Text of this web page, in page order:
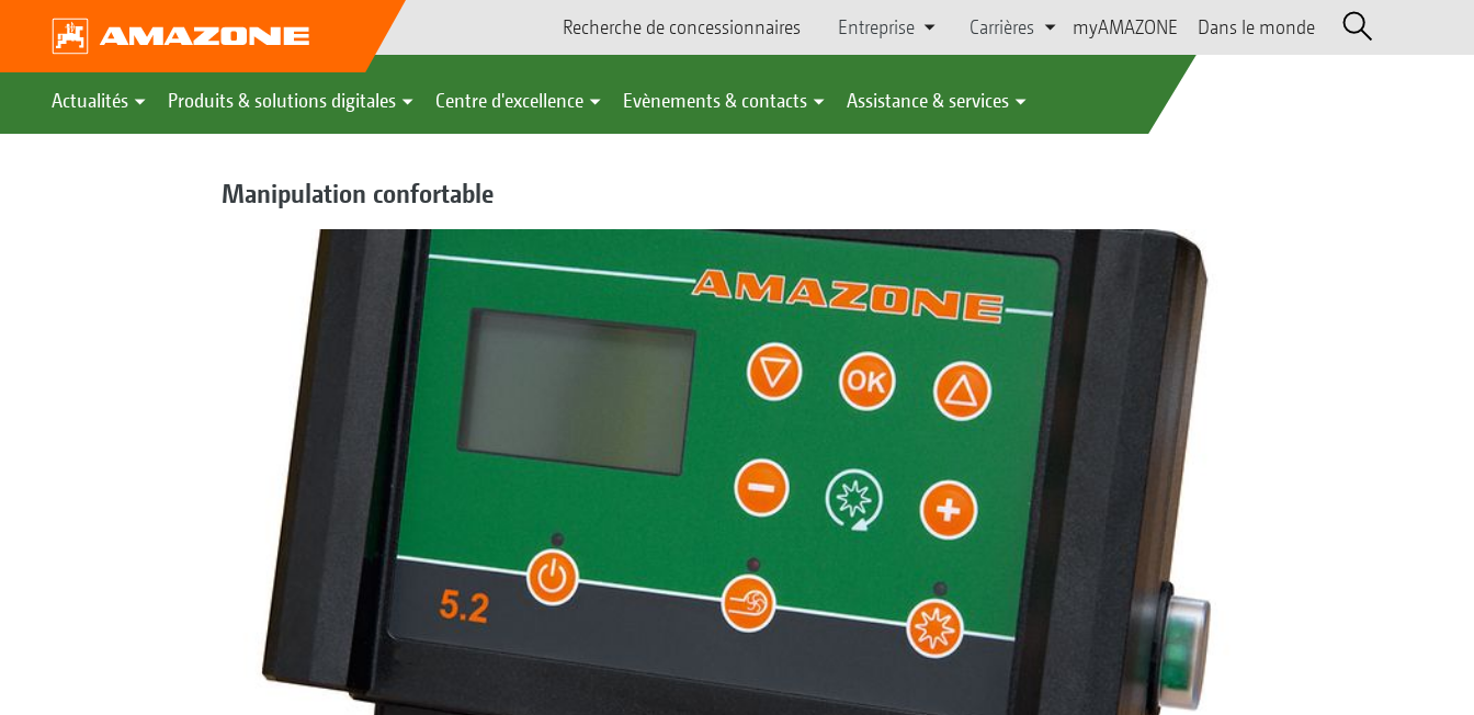
Recherche de concessionnaires Entreprise Carrières myAMAZONE Dans le monde
Actualités Produits & solutions digitales Centre d'excellence Evènements & contacts Assistance & services
Manipulation confortable